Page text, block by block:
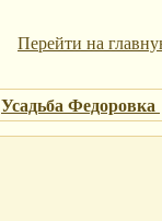
Перейти на
Усадьба Федоровка